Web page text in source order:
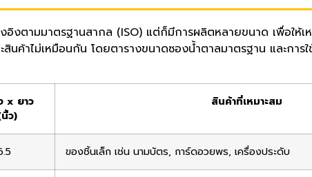
งตามมาตรฐานสากล (ISO) แต่ก็มีการผลิตหลายขนาด เพื่อให้เ
นค้าไม่เหมือนกัน โดยตารางขนาดซองน้ำตาลมาตรฐาน และการ
x ยาว
ว)
สินค้าที่เหมาะสม
ของชิ้นเล็ก เช่น นามบัตร, การ์ดอวยพร, เครื่องประดับ